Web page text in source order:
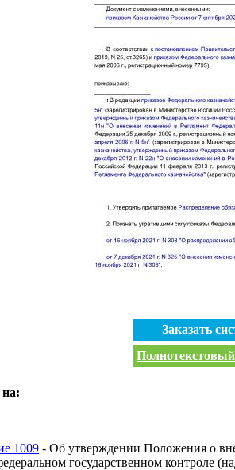
Заказать
Полнотекстовый
1009 - Об утверждении Положения о
государственном контроле